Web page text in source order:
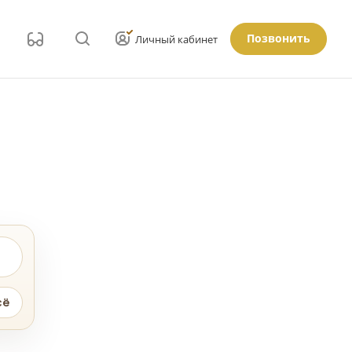
Личный кабинет Позвонить